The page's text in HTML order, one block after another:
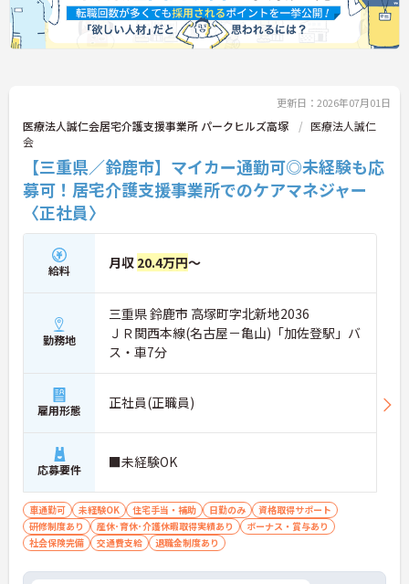
更新日：2026年07月01日
医療法人誠仁会居宅介護支援事業所 パークヒルズ高塚
医療法人誠仁
会
【三重県／鈴鹿市】マイカー通勤可◎未経験も応
募可！居宅介護支援事業所でのケアマネジャー
〈正社員〉
給料 月収 20.4万円～
勤務地
三重県 鈴鹿市 高塚町字北新地2036
ＪＲ関西本線(名古屋－亀山)「加佐登駅」バ
ス・車7分
雇用形態 正社員(正職員)
応募要件 ■未経験OK
車通勤可 未経験OK 住宅手当・補助 日勤のみ
資格取得サポート
研修制度あり
産休･育休･介護休暇取得実績あり
ボーナス・賞与あり
社会保険完備
交通費支給 退職金制度あり